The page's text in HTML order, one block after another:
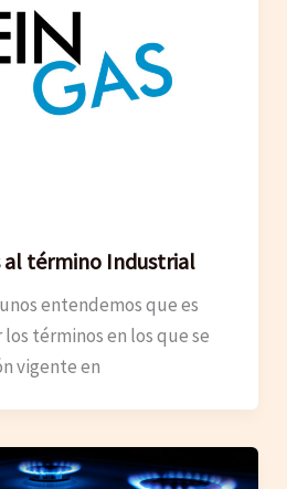
al término Industrial
entendemos que es
términos en los que se
vigente en